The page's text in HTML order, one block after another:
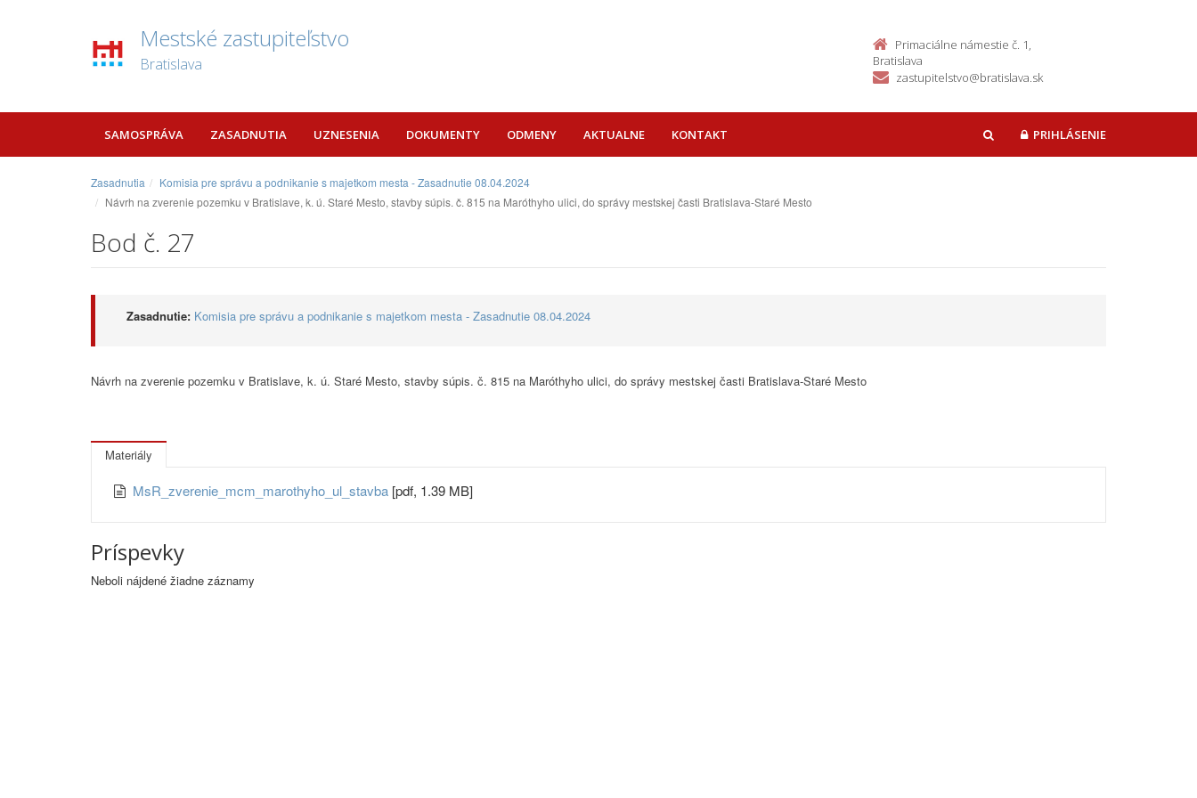
Mestské zastupiteľstvo
Bratislava
Primaciálne námestie č. 1,
Bratislava
zastupitelstvo@bratislava.sk
SAMOSPRÁVA ZASADNUTIA UZNESENIA DOKUMENTY ODMENY AKTUALNE KONTAKT HĽADAŤPRIHLÁSENIE
Zasadnutia
Komisia pre správu a podnikanie s majetkom mesta - Zasadnutie 08.04.2024
Návrh na zverenie pozemku v Bratislave, k. ú. Staré Mesto, stavby súpis. č. 815 na Maróthyho ulici, do správy mestskej časti Bratislava-Staré Mesto
Bod č. 27
Zasadnutie: Komisia pre správu a podnikanie s majetkom mesta - Zasadnutie 08.04.2024
Návrh na zverenie pozemku v Bratislave, k. ú. Staré Mesto, stavby súpis. č. 815 na Maróthyho ulici, do správy mestskej časti Bratislava-Staré Mesto
Materiály
MsR_zverenie_mcm_marothyho_ul_stavba [pdf, 1.39 MB]
Príspevky
Neboli nájdené žiadne záznamy